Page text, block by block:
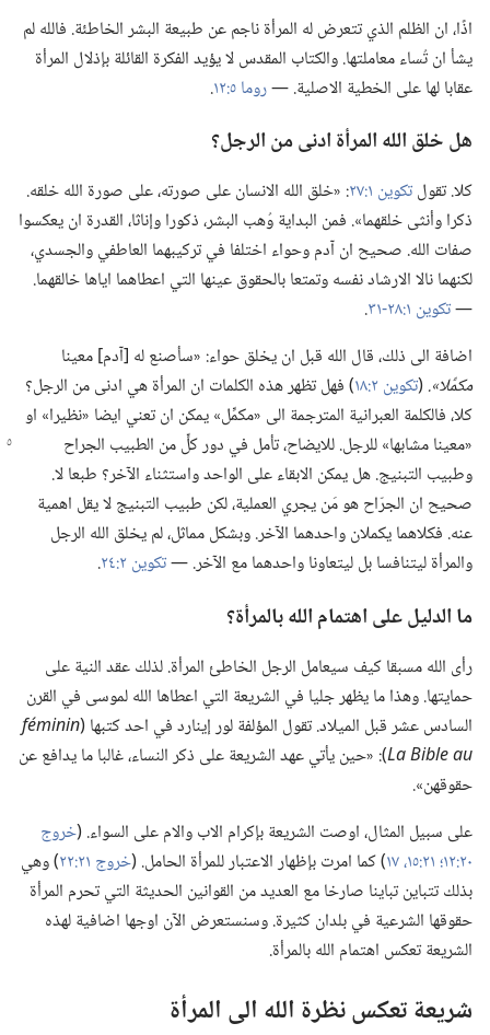
اذًا،‏ ان الظلم الذي تتعرض له المرأة ناجم عن طبيعة البشر الخاطئة.‏ فالله لم
يشأ ان تُساء معاملتها.‏ والكتاب المقدس لا يؤيد الفكرة القائلة بإذلال المرأة
عقابا لها على الخطية الاصلية.‏ —‏روما ٥:‏١٢ ‏.‏
هل خلق الله المرأة ادنى من الرجل؟‏
كلا.‏ تقولتكوين ١:‏٢٧
‏:‏ «خلق الله الانسان على صورته،‏ على صورة الله خلقه.‏
ذكرا وأنثى خلقهما».‏ فمن البداية وُهب البشر،‏ ذكورا وإناثا،‏ القدرة ان يعكسوا
صفات الله.‏ صحيح ان آدم وحواء اختلفا في تركيبهما العاطفي والجسدي،‏
لكنهما نالا الارشاد نفسه وتمتعا بالحقوق عينها التي اعطاهما اياها خالقهما.‏
—‏تكوين ١:‏٢٨-‏٣١
‏.‏
اضافة الى ذلك،‏ قال الله قبل ان يخلق حواء:‏ «سأصنع له [آدم] معينا
مكمِّلا».‏‏(‏تكوين ٢:‏١٨
‏)‏ فهل تظهر هذه الكلمات ان المرأة هي ادنى من الرجل؟‏
كلا،‏ فالكلمة العبرانية المترجمة الى «مكمِّل» يمكن ان تعني ايضا «نظيرا» او
«معينا مشابها»للرجل.‏ للايضاح،‏ تأمل في دور كلٍّ من الطبيب الجراح
وطبيب التبنيج.‏ هل يمكن الابقاء على الواحد واستثناء الآخر؟‏ طبعا لا.‏
صحيح ان الجرّاح هو مَن يجري العملية،‏ لكن طبيب التبنيج لا يقل اهمية
عنه.‏ فكلاهما يكملان واحدهما الآخر.‏ وبشكل مماثل،‏ لم يخلق الله الرجل
والمرأة ليتنافسا بل ليتعاونا واحدهما مع الآخر.‏ —‏تكوين ٢:‏٢٤ ‏.‏
ما الدليل على اهتمام الله بالمرأة؟‏
رأى الله مسبقا كيف سيعامل الرجل الخاطئ المرأة.‏ لذلك عقد النية على
حمايتها.‏ وهذا ما يظهر جليا في الشريعة التي اعطاها الله لموسى في القرن
السادس عشر قبل الميلاد.‏ تقول المؤلفة لور إينارد في احد كتبها (‏‏féminin
au
Bible
La‏)‏:‏ «حين يأتي عهد الشريعة على ذكر النساء،‏ غالبا ما يدافع عن
حقوقهن».‏
على سبيل المثال،‏ اوصت الشريعة بإكرام الاب والام على السواء.‏ (‏خروج
٢٠:‏١٢؛‏
‏)‏ كما امرت بإظهار الاعتبار للمرأة الحامل.‏ (‏خروج ٢١:‏٢٢
‏)‏ وهي
بذلك تتباين تباينا صارخا مع العديد من القوانين الحديثة التي تحرم المرأة
حقوقها الشرعية في بلدان كثيرة.‏ وسنستعرض الآن اوجها اضافية لهذه
الشريعة تعكس اهتمام الله بالمرأة.‏
شريعة تعكس نظرة الله الى المرأة